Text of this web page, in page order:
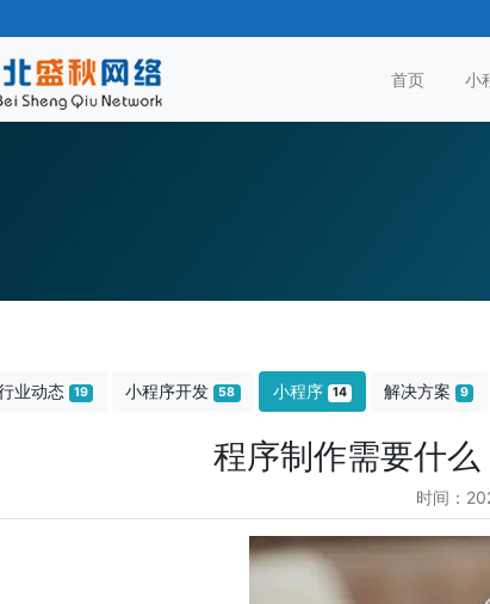
首页 小
业动态 19 小程序开发 58 小程序 14 解决方案 9
程序制作需要什
时间：